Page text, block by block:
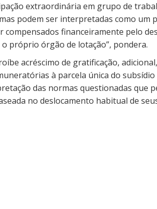
extraordinária em grupo de
podem ser interpretadas como um
financeiramente pelo
próprio órgão de lotação”, pondera.
acréscimo de gratificação,
à parcela única do
das normas questionadas que
no deslocamento habitual de